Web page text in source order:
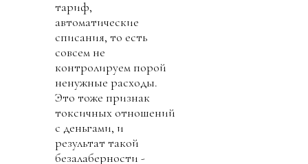
тариф,
автоматические
списания, то есть
совсем не
контролируем порой
ненужные расходы.
Это тоже признак
токсичных отношений
с деньгами, и
результат такой
безалаберности -